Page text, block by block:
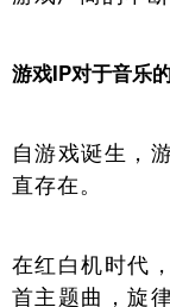
游戏IP对于音乐
自游戏诞生，
直存在。
在红白机时代
首主题曲，旋